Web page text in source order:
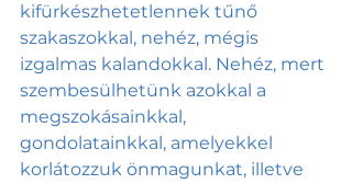
kifürkészhetetlennek tűnő
szakaszokkal, nehéz, mégis
izgalmas kalandokkal. Nehéz, mert
szembesülhetünk azokkal a
megszokásainkkal,
gondolatainkkal, amelyekkel
korlátozzuk önmagunkat, illetve